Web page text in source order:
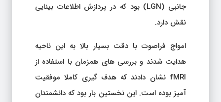
جانبی (LGN) بود که در پردازش اطلاعات بینایی
نقش دارد.
امواج فراصوت با دقت بسیار بالا به این ناحیه
هدایت شدند و بررسی های همزمان با استفاده از
fMRI نشان دادند که هدف گیری کاملا موفقیت
آمیز بوده است. این نخستین بار بود که دانشمندان